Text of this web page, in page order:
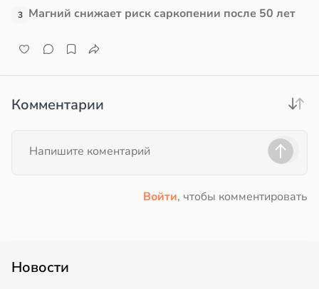
3 Магний снижает риск саркопении после 50 лет
Комментарии
Войти, чтобы комментировать
Новости